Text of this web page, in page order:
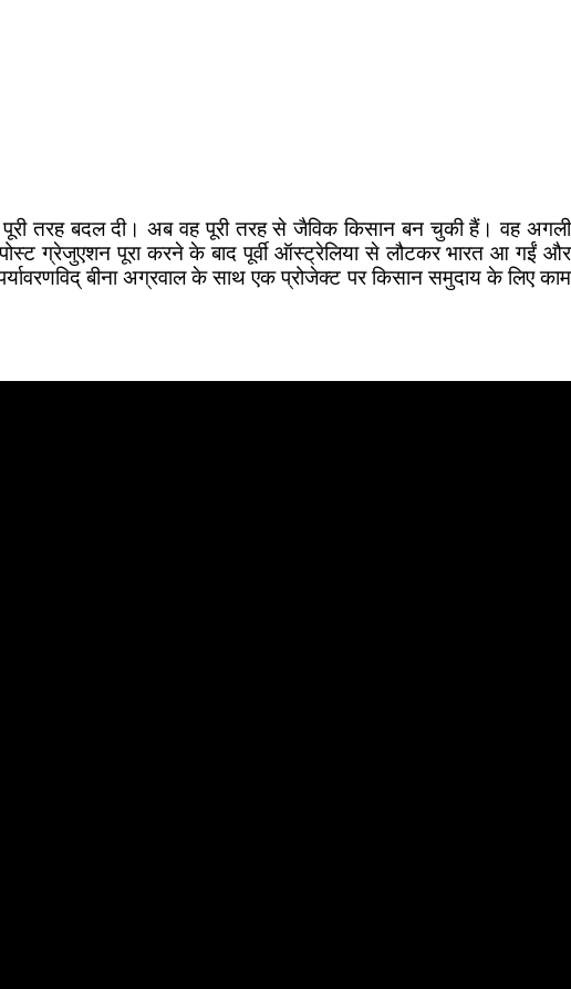
पूरी तरह बदल दी। अब वह पूरी तरह से जैविक किसान बन चुकी हैं। वह अगली
ग्रेजुएशन पूरा करने के बाद पूर्वी ऑस्ट्रेलिया से लौटकर भारत आ गईं और
बीना अग्रवाल के साथ एक प्रोजेक्ट पर किसान समुदाय के लिए काम